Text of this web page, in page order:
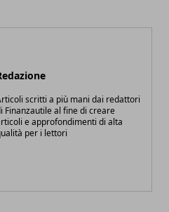
scritti a più mani dai redattori
Finanzautile al fine di creare
e approfondimenti di alta
per i lettori